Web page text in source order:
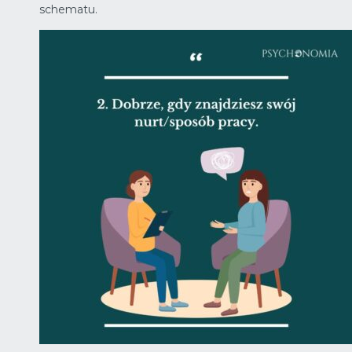
schematu.